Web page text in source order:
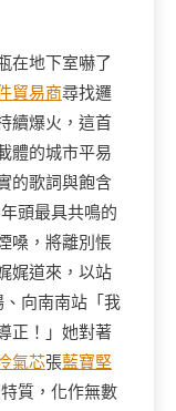
在地下室嚇了
貿易商尋找邏
續爆火，這首
體的城市平易
的歌詞與飽含
頭最具共鳴的
嗓，將離別悵
娓道來，以站
、向南南站「我
正！」她對著
氣芯張藍寶堅
特質，化作無數